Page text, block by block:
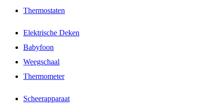
Thermostaten
Elektrische Deken
Babyfoon
Weegschaal
Thermometer
Scheerapparaat